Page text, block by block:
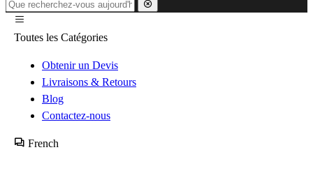
Toutes les Catégories
Obtenir un Devis
Livraisons & Retours
Blog
Contactez-nous
French